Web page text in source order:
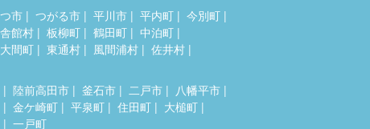
市 つがる市 平川市 平内町
今別町
館村 板柳町 鶴田町
中泊町
大間町 東通村 風間浦村
佐井村
陸前高田市 釜石市 二戸市
八幡平市
金ケ崎町 平泉町 住田町
大槌町
一戸町